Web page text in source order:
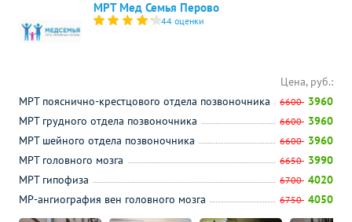
МРТ Мед Семья Перово
44 оценки
Цена, руб.:
МРТ пояснично-крестцового отдела позвоночника
6600 3960
МРТ грудного отдела позвоночника
6600 3960
МРТ шейного отдела позвоночника
6600 3960
МРТ головного мозга
6650 3990
МРТ гипофиза
6700 4020
МР-ангиография вен головного мозга
6750 4050